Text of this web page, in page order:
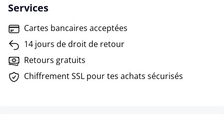
Services
Cartes bancaires acceptées
14 jours de droit de retour
Retours gratuits
Chiffrement SSL pour tes achats sécurisés